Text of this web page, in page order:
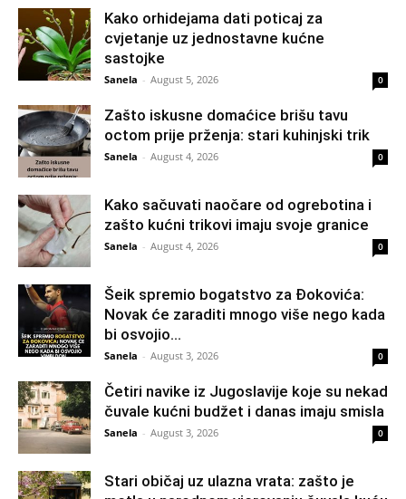
Kako orhidejama dati poticaj za
cvjetanje uz jednostavne kućne
sastojke
Sanela - August 5, 2026 0
Zašto iskusne domaćice brišu tavu
octom prije prženja: stari kuhinjski trik
Sanela - August 4, 2026 0
Kako sačuvati naočare od ogrebotina i
zašto kućni trikovi imaju svoje granice
Sanela - August 4, 2026 0
Šeik spremio bogatstvo za Đokovića:
Novak će zaraditi mnogo više nego kada
bi osvojio...
Sanela - August 3, 2026 0
Četiri navike iz Jugoslavije koje su nekad
čuvale kućni budžet i danas imaju smisla
Sanela - August 3, 2026 0
Stari običaj uz ulazna vrata: zašto je